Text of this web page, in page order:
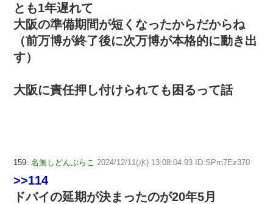
とも1年遅れて
大阪の準備期間が短くなったからだからね
（前万博が終了後に次万博が本格的に動き出
す）
大阪に責任押し付けられても困るって話
159: 名無しどんぶらこ 2024/12/11(水) 13:08:04.93 ID:SPm7Ez370
>>114
ドバイの延期が決まったのが20年5月